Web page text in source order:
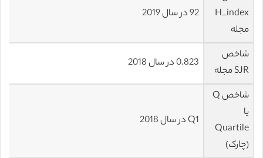
H_index
مجله
92 در سال 2019
شاخص
SJR مجله
0.823 در سال 2018
شاخص Q
یا
Quartile
(چارک)
Q1 در سال 2018